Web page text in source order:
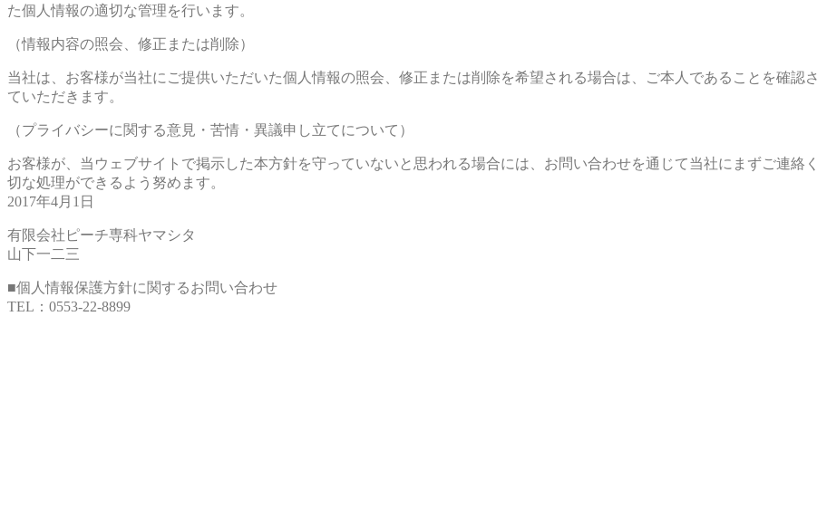
た個人情報の適切な管理を行います。
（情報内容の照会、修正または削除）
当社は、お客様が当社にご提供いただいた個人情報の照会、修正または削除を希望される場合は、ご本人であることを確
ていただきます。
（プライバシーに関する意見・苦情・異議申し立てについて）
お客様が、当ウェブサイトで掲示した本方針を守っていないと思われる場合には、お問い合わせを通じて当社にまずご連
切な処理ができるよう努めます。
2017年4月1日
有限会社ピーチ専科ヤマシタ
山下一二三
■個人情報保護方針に関するお問い合わせ
TEL：0553-22-8899